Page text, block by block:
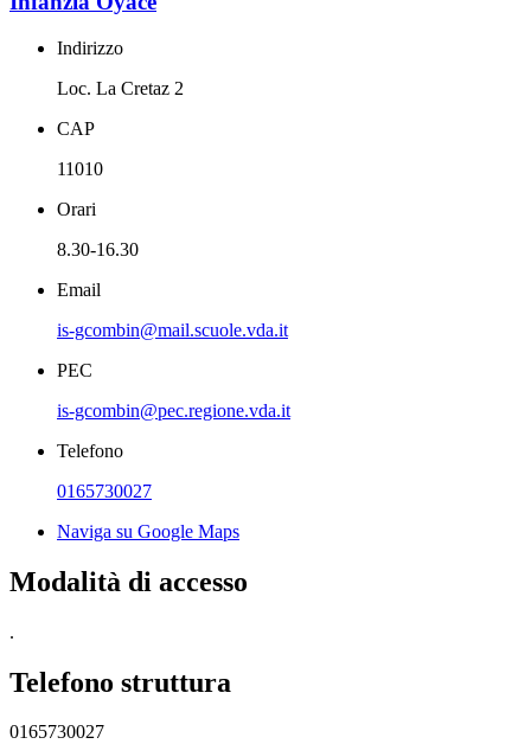
Indirizzo
Loc. La Cretaz 2
CAP
11010
Orari
8.30-16.30
Email
is-gcombin@mail.scuole.vda.it
PEC
is-gcombin@pec.regione.vda.it
Telefono
0165730027
Naviga su Google Maps
Modalità di accesso
.
Telefono struttura
0165730027